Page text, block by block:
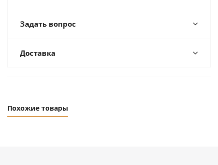
Задать вопрос
Доставка
Похожие товары